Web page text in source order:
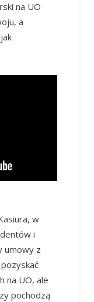
na UO
a
w
i
umowy z
na UO, ale
pochodzą